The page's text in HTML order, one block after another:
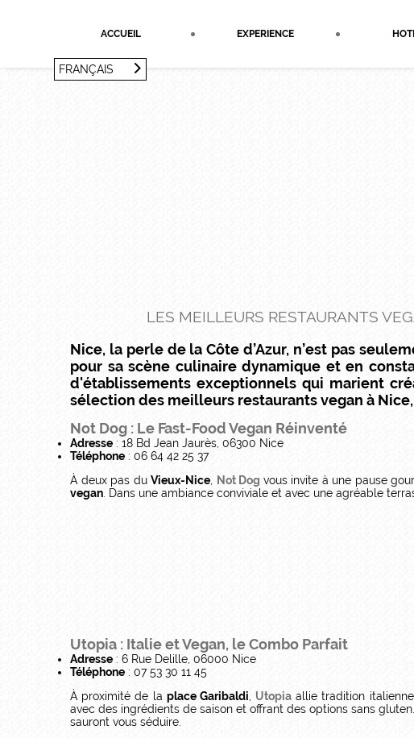
ACCUEIL EXPERIENCE
FRANÇAIS
LES MEILLEURS RESTAURANTS
Nice, la perle de la Côte d’Azur, n’est pas
pour sa scène culinaire dynamique et en
d'établissements exceptionnels qui marient
sélection des meilleurs restaurants vegan à
Not Dog : Le Fast-Food Vegan Réinventé
Adresse : 18 Bd Jean Jaurès, 06300 Nice
Téléphone : 06 64 42 25 37
À deux pas du Vieux-Nice Not Dog vous invite à une pause
vegan . Dans une ambiance conviviale et avec une agréable
Utopia : Italie et Vegan, le Combo Parfait
Adresse : 6 Rue Delille, 06000 Nice
Téléphone : 07 53 30 11 45
À proximité de la place Garibaldi Utopia allie tradition
avec des ingrédients de saison et offrant des options sans
sauront vous séduire.